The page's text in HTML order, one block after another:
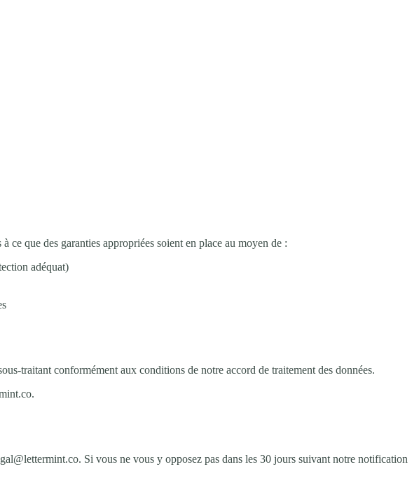
que des garanties appropriées soient en place au moyen de :
adéquat)
traitant conformément aux conditions de notre accord de traitement des données.
Si vous ne vous y opposez pas dans les 30 jours suivant notre notification